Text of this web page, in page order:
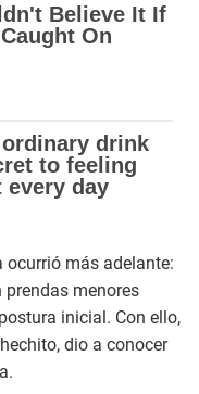
ocurrió más adelante:
menores
inicial. Con ello,
dio a conocer